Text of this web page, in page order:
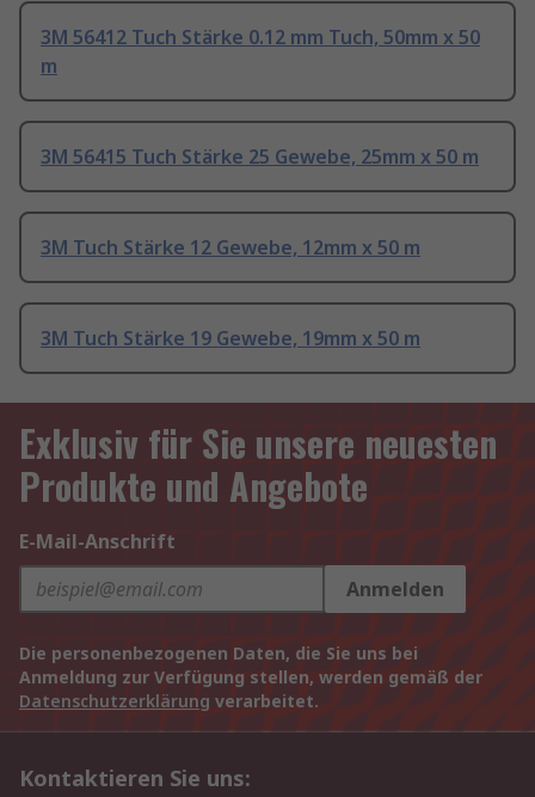
3M 56412 Tuch Stärke 0.12 mm Tuch, 50mm x 50
m
3M 56415 Tuch Stärke 25 Gewebe, 25mm x 50 m
3M Tuch Stärke 12 Gewebe, 12mm x 50 m
3M Tuch Stärke 19 Gewebe, 19mm x 50 m
Exklusiv für Sie unsere neuesten
Produkte und Angebote
E-Mail-Anschrift
Anmelden
Die personenbezogenen Daten, die Sie uns bei
Anmeldung zur Verfügung stellen, werden gemäß der
Datenschutzerklärung verarbeitet.
Kontaktieren Sie uns: